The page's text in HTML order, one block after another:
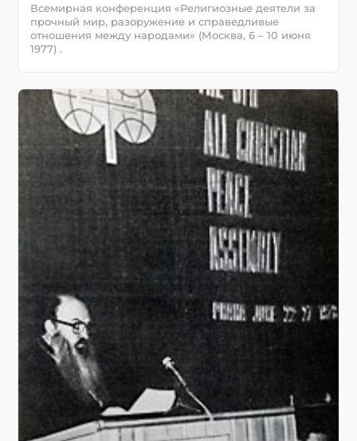
Всемирная конференция «Религиозные деятели за
прочный мир, разоружение и справедливые
отношения между народами» (Москва, 6 – 10 июня
1977) .